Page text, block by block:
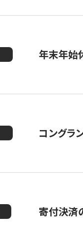
年末年始
コングラ
寄付決済